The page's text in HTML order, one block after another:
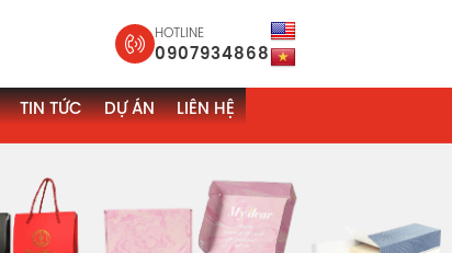
HOTLINE
0907934868
TIN TỨC DỰ ÁN LIÊN HỆ